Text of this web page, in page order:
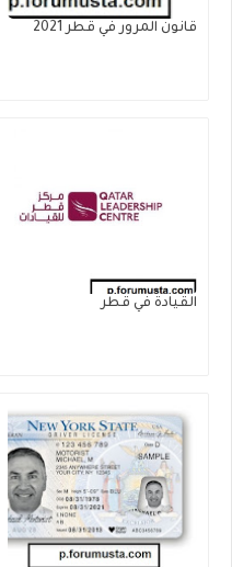
قانون المرور في قطر 2021
القيادة في قطر